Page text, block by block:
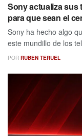
Sony actualiza sus
para que sean el
Sony ha hecho algo
este mundillo de los
POR RUBEN TERUEL